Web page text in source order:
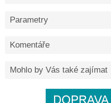
Parametry
Komentáře
Mohlo by Vás také zajímat